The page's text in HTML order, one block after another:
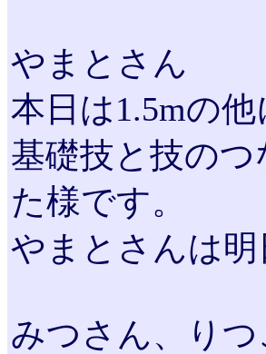
やまとさん
本日は1.5mの
基礎技と技の
た様です。
やまとさんは
みつさん、り